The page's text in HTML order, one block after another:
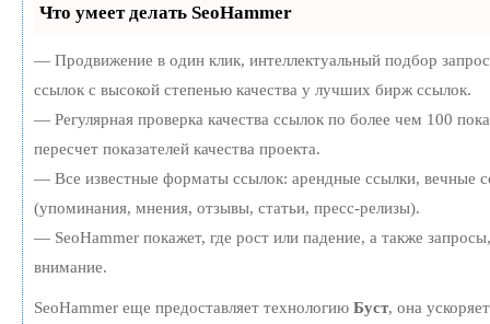
Что умеет делать SeoHammer
— Продвижение в один клик, интеллектуальный подбор
ссылок с высокой степенью качества у лучших бирж ссылок.
— Регулярная проверка качества ссылок по более чем 100
пересчет показателей качества проекта.
— Все известные форматы ссылок: арендные ссылки, вечные
(упоминания, мнения, отзывы, статьи, пресс-релизы).
— SeoHammer покажет, где рост или падение, а также
внимание.
SeoHammer еще предоставляет технологию Буст, она